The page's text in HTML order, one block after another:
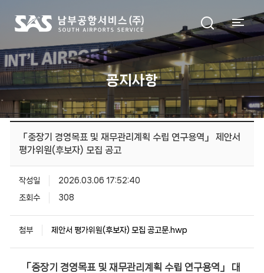
공지사항
「중장기 경영목표 및 재무관리계획 수립 연구용역」 제안서
평가위원(후보자) 모집 공고
작성일 2026.03.06 17:52:40
조회수 308
첨부 제안서 평가위원(후보자) 모집 공고문.hwp
「중장기 경영목표 및 재무관리계획 수립 연구용역」 대